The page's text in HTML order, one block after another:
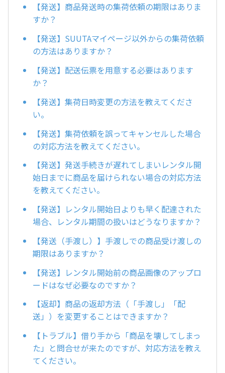
【発送】商品発送時の集荷依頼の期限はありま
すか？
【発送】SUUTAマイページ以外からの集荷依頼
の方法はありますか？
【発送】配送伝票を用意する必要はあります
か？
【発送】集荷日時変更の方法を教えてくださ
い。
【発送】集荷依頼を誤ってキャンセルした場合
の対応方法を教えてください。
【発送】発送手続きが遅れてしまいレンタル開
始日までに商品を届けられない場合の対応方法
を教えてください。
【発送】レンタル開始日よりも早く配達された
場合、レンタル期間の扱いはどうなりますか？
【発送（手渡し）】手渡しでの商品受け渡しの
期限はありますか？
【発送】レンタル開始前の商品画像のアップロ
ードはなぜ必要なのですか？
【返却】商品の返却方法（「手渡し」「配
送」）を変更することはできますか？
【トラブル】借り手から「商品を壊してしまっ
た」と問合せが来たのですが、対応方法を教え
てください。